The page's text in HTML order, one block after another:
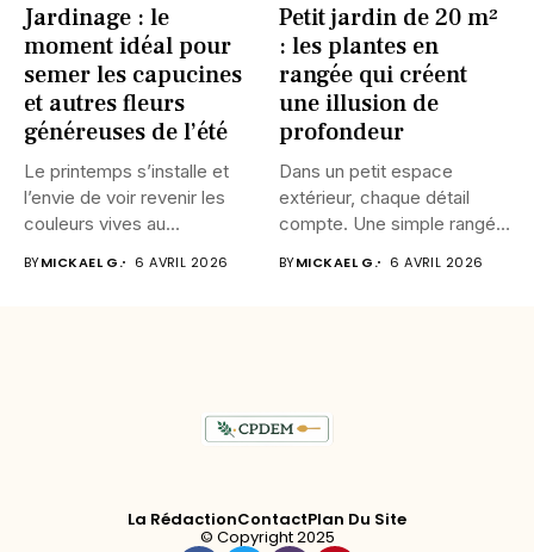
Jardinage : le
moment idéal pour
semer les capucines
et autres fleurs
généreuses de l’été
Le printemps s’installe et
l’envie de voir revenir les
couleurs vives au...
BYMICKAEL G. 6 AVRIL 2026
Petit jardin de 20 m²
: les plantes en
rangée qui créent
une illusion de
profondeur
Dans un petit espace
extérieur, chaque détail
compte. Une simple rangée
BYMICKAEL G. 6 AVRIL 2026
La RédactionContactPlan Du Site
© Copyright 2025